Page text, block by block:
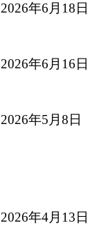
2026年6月18日
2026年6月16日
2026年5月8日
2026年4月13日